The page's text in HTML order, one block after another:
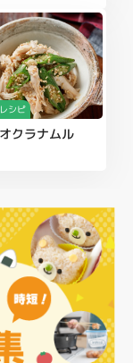
シピ
クラナムル